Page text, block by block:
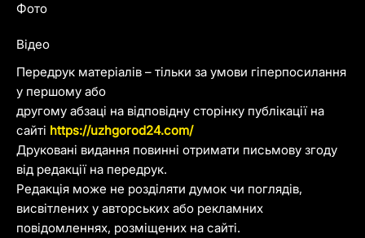
Передрук матеріалів – тільки за умови гіперпосилання
у першому або
другому абзаці на відповідну сторінку публікації на
сайті https://uzhgorod24.com/
Друковані видання повинні отримати письмову згоду
від редакції на передрук.
Редакція може не розділяти думок чи поглядів,
висвітлених у авторських або рекламних
повідомленнях, розміщених на сайті.
Фото
Відео